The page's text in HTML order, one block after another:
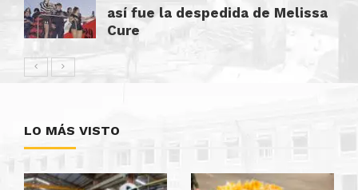
así fue la despedida de Melissa
Cure
LO MÁS VISTO